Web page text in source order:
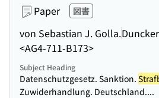
Paper 図書
von Sebastian J. Golla.
<AG4-711-B173>
Subject Heading
Datenschutzgesetz. Sanktion.
Zuwiderhandlung. Deutschland....